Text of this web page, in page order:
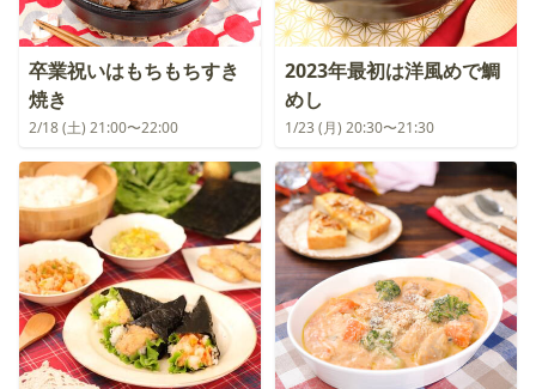
卒業祝いはもちもちすき
焼き
2/18 (土) 21:00〜22:00
2023年最初は洋風めで鯛
めし
1/23 (月) 20:30〜21:30